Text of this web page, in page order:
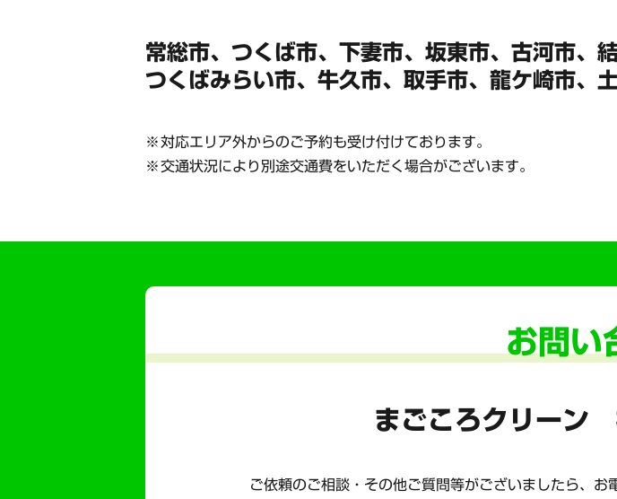
常総市、つくば市、下妻市、坂東市、 古河市、
つくばみらい市、牛久市、 取手市、龍ケ崎市、
対応エリア外からのご予約も受け付けております。
交通状況により別途交通費をいただく場合がございます。
お問い
まごころクリーン
ご依頼のご相談・その他ご質問等がございましたら、お